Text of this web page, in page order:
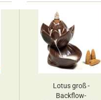
Lotus groß -
Backflow-